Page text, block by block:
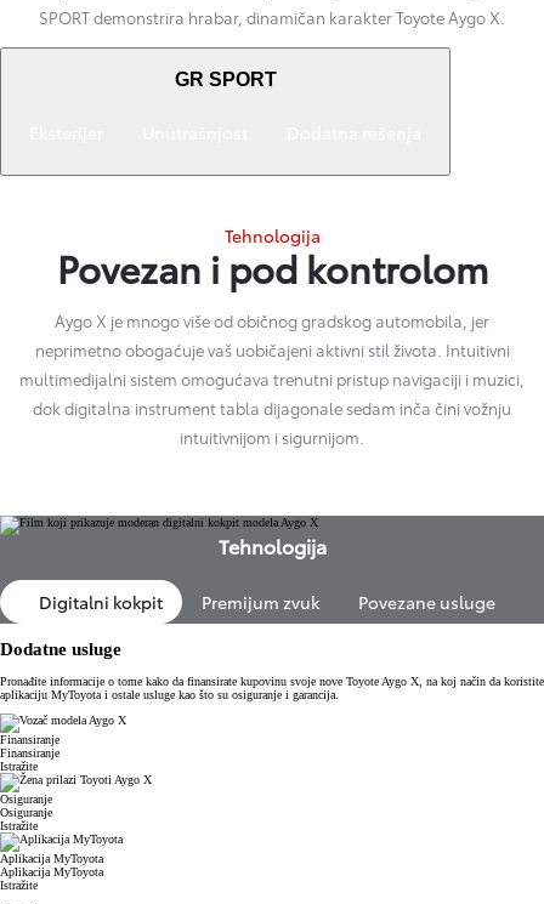
SPORT demonstrira hrabar, dinamičan karakter Toyote Aygo X.
GR SPORT
Tehnologija
Povezan i pod kontrolom
Aygo X je mnogo više od običnog gradskog automobila, jer
neprimetno obogaćuje vaš uobičajeni aktivni stil života. Intuitivni
multimedijalni sistem omogućava trenutni pristup navigaciji i muzici,
dok digitalna instrument tabla dijagonale sedam inča čini vožnju
intuitivnijom i sigurnijom.
Tehnologija
Digitalni kokpit Premijum zvuk Povezane usluge
Dodatne usluge
Pronađite informacije o tome kako da finansirate kupovinu svoje nove Toyote Aygo X, na koj način da koristite
aplikaciju MyToyota i ostale usluge kao što su osiguranje i garancija.
Finansiranje
Finansiranje
Istražite
Osiguranje
Osiguranje
Istražite
Aplikacija MyToyota
Aplikacija MyToyota
Istražite